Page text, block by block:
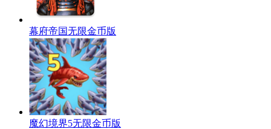
幕府帝国无限金币版
魔幻境界5无限金币版